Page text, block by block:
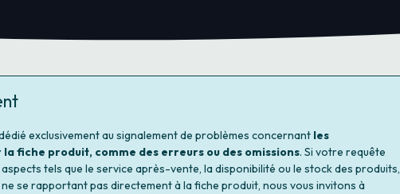
exclusivement au signalement de problèmes concernant les
fiche produit, comme des erreurs ou des omissions. Si votre requête
tels que le service après-vente, la disponibilité ou le stock des produits,
se rapportant pas directement à la fiche produit, nous vous invitons à